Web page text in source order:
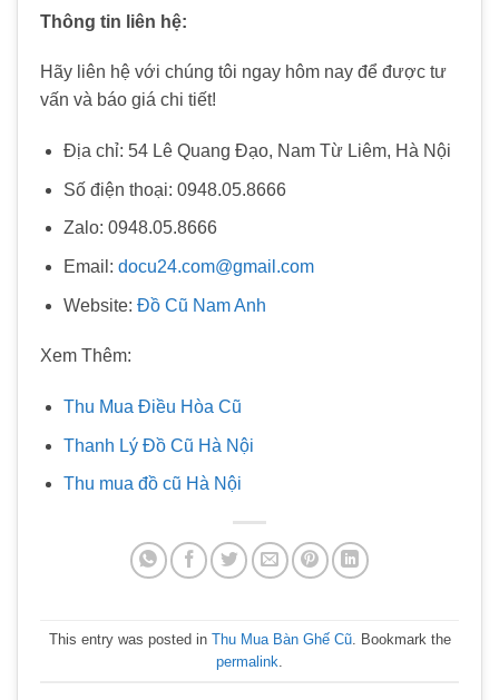
Thông tin liên hệ:
Hãy liên hệ với chúng tôi ngay hôm nay để được tư
vấn và báo giá chi tiết!
Địa chỉ: 54 Lê Quang Đạo, Nam Từ Liêm, Hà Nội
Số điện thoại: 0948.05.8666
Zalo: 0948.05.8666
Email: docu24.com@gmail.com
Website: Đồ Cũ Nam Anh
Xem Thêm:
Thu Mua Điều Hòa Cũ
Thanh Lý Đồ Cũ Hà Nội
Thu mua đồ cũ Hà Nội
This entry was posted in Thu Mua Bàn Ghế Cũ. Bookmark the
permalink